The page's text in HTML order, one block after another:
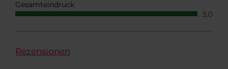
Gesamteindruck
5.0
Rezensionen